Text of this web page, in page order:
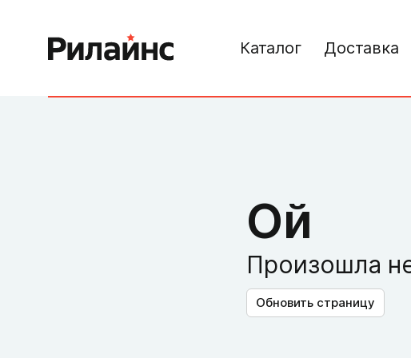
Каталог Доставка
Ой
Произошла
Обновить страницу